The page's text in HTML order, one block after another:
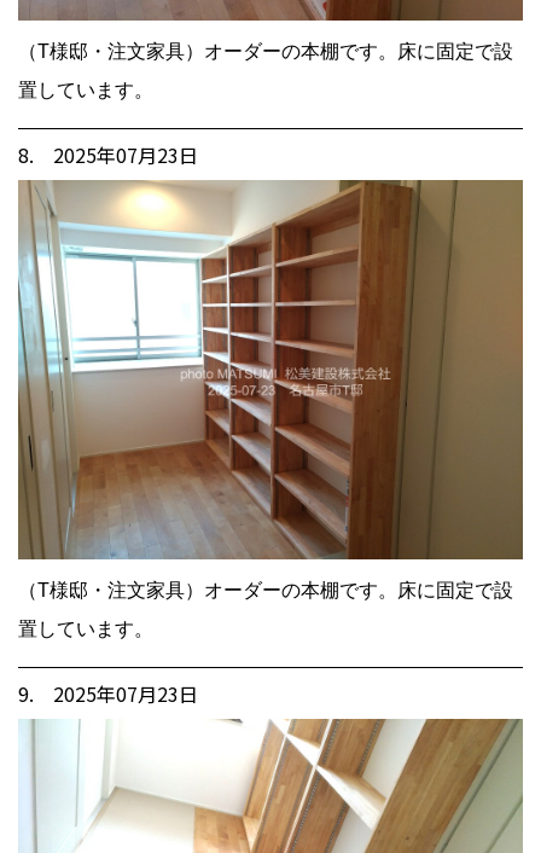
（T様邸・注文家具）オーダーの本棚です。床に固定で設
置しています。
8. 2025年07月23日
（T様邸・注文家具）オーダーの本棚です。床に固定で設
置しています。
9. 2025年07月23日